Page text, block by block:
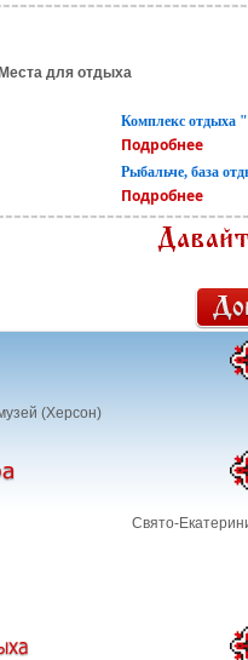
Места для отдыха
Комплекс отдыха
Подробнее
Рыбальче, база
Подробнее
(Херсон)
Свято-